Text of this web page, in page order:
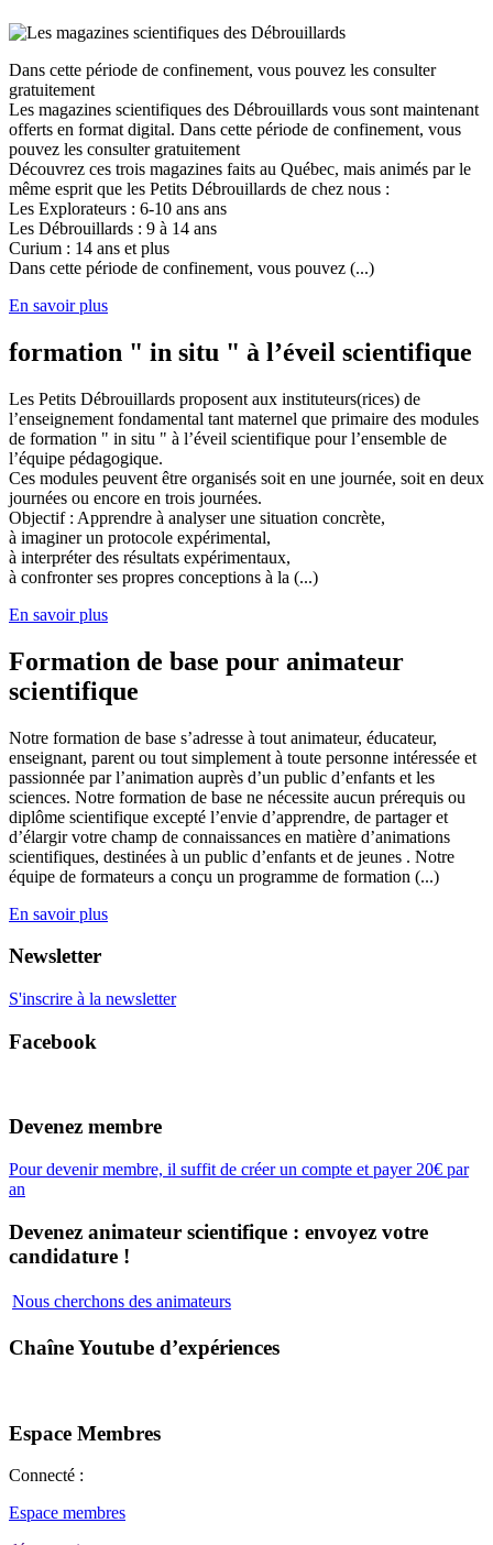
Dans cette période de confinement, vous pouvez les consulter
gratuitement
Les magazines scientifiques des Débrouillards vous sont maintenant
offerts en format digital. Dans cette période de confinement, vous
pouvez les consulter gratuitement
Découvrez ces trois magazines faits au Québec, mais animés par le
même esprit que les Petits Débrouillards de chez nous :
Les Explorateurs : 6-10 ans ans
Les Débrouillards : 9 à 14 ans
Curium : 14 ans et plus
Dans cette période de confinement, vous pouvez (...)
En savoir plus
formation " in situ " à l’éveil scientifique
Les Petits Débrouillards proposent aux instituteurs(rices) de
l’enseignement fondamental tant maternel que primaire des modules
de formation " in situ " à l’éveil scientifique pour l’ensemble de
l’équipe pédagogique.
Ces modules peuvent être organisés soit en une journée, soit en deux
journées ou encore en trois journées.
Objectif : Apprendre à analyser une situation concrète,
à imaginer un protocole expérimental,
à interpréter des résultats expérimentaux,
à confronter ses propres conceptions à la (...)
En savoir plus
Formation de base pour animateur
scientifique
Notre formation de base s’adresse à tout animateur, éducateur,
enseignant, parent ou tout simplement à toute personne intéressée et
passionnée par l’animation auprès d’un public d’enfants et les
sciences. Notre formation de base ne nécessite aucun prérequis ou
diplôme scientifique excepté l’envie d’apprendre, de partager et
d’élargir votre champ de connaissances en matière d’animations
scientifiques, destinées à un public d’enfants et de jeunes . Notre
équipe de formateurs a conçu un programme de formation (...)
En savoir plus
Newsletter
S'inscrire à la newsletter
Facebook
Devenez membre
Pour devenir membre, il suffit de créer un compte et payer 20€ par
an
Devenez animateur scientifique : envoyez votre
candidature !
Nous cherchons des animateurs
Chaîne Youtube d’expériences
Espace Membres
Connecté :
Espace membres